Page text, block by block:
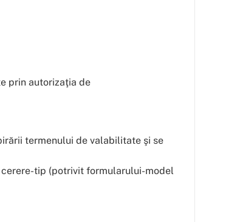
prin autorizaţia de
termenului de valabilitate şi se
tip (potrivit formularului-model